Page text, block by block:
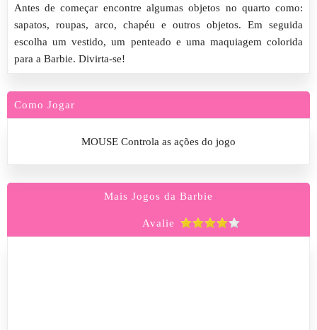
Antes de começar encontre algumas objetos no quarto como:
sapatos, roupas, arco, chapéu e outros objetos. Em seguida
escolha um vestido, um penteado e uma maquiagem colorida
para a Barbie. Divirta-se!
Como Jogar
MOUSE Controla as ações do jogo
Mais Jogos da Barbie
Avalie